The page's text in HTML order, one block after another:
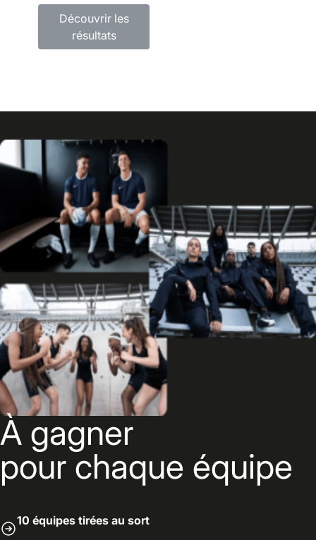
Découvrir les
résultats
À gagner
pour chaque équipe
10 équipes tirées au sort